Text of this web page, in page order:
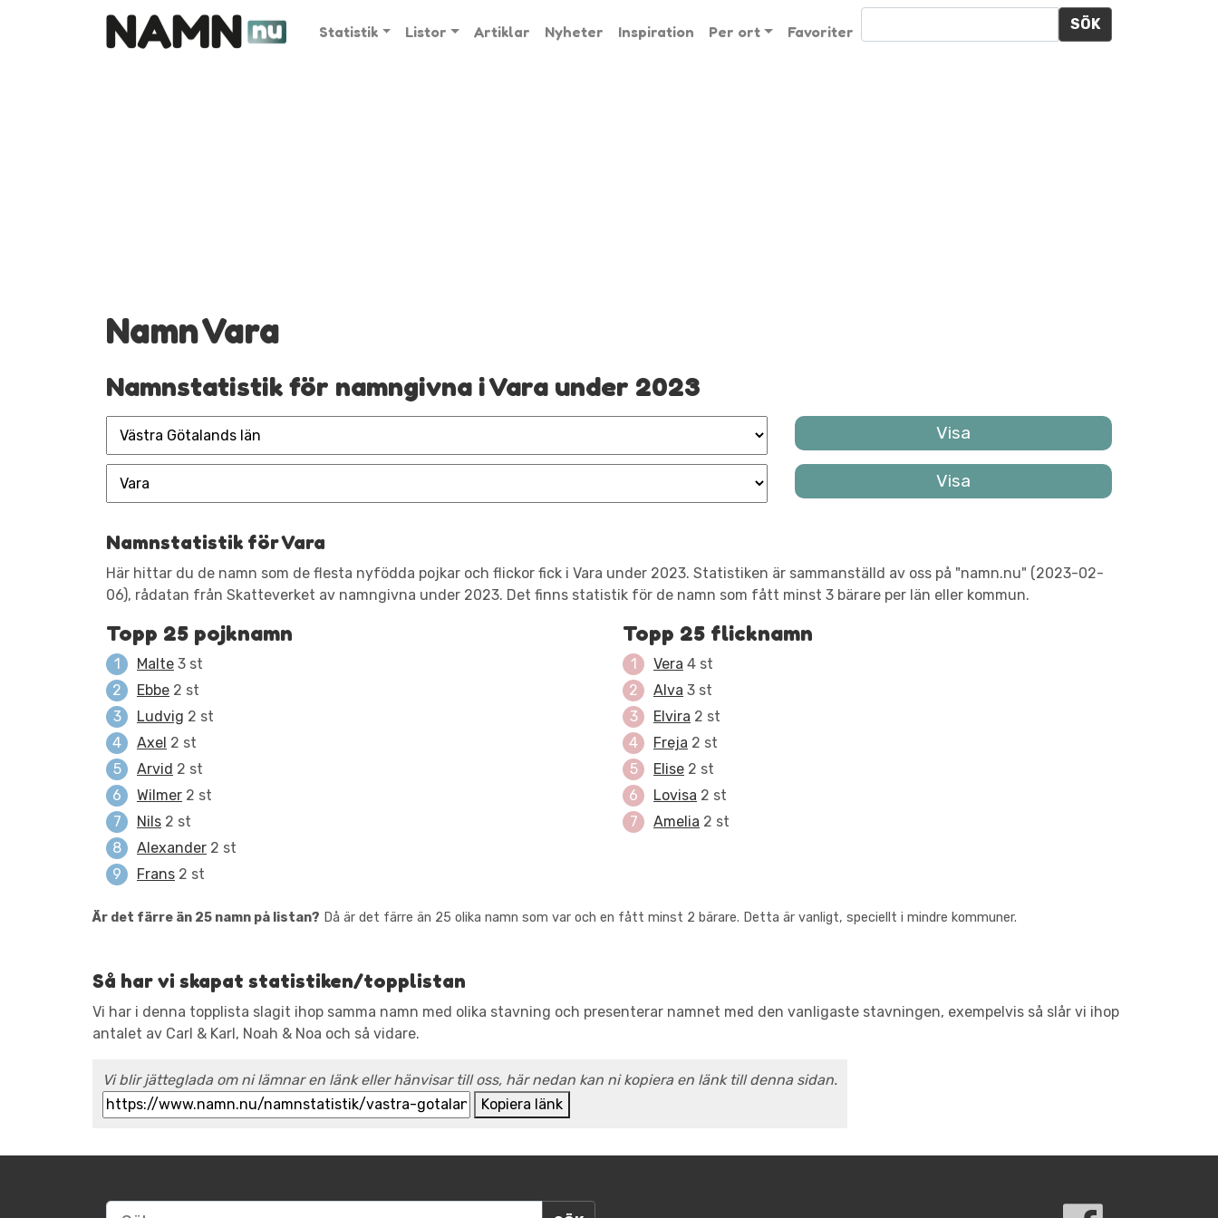
Statistik Listor Artiklar Nyheter Inspiration Per ort Favoriter SÖK
Namn Vara
Namnstatistik för namngivna i Vara under 2023
Namnstatistik för Vara
Här hittar du de namn som de flesta nyfödda pojkar och flickor fick i Vara under 2023. Statistiken är sammanställd av oss på "namn.nu" (2023-02-
06), rådatan från Skatteverket av namngivna under 2023. Det finns statistik för de namn som fått minst 3 bärare per län eller kommun.
Topp 25 pojknamn
Malte 3 st
Ebbe 2 st
Ludvig 2 st
Axel 2 st
Arvid 2 st
Wilmer 2 st
Nils 2 st
Alexander 2 st
Frans 2 st
Topp 25 flicknamn
Vera 4 st
Alva 3 st
Elvira 2 st
Freja 2 st
Elise 2 st
Lovisa 2 st
Amelia 2 st
Är det färre än 25 namn på listan? Då är det färre än 25 olika namn som var och en fått minst 2 bärare. Detta är vanligt, speciellt i mindre kommuner.
Så har vi skapat statistiken/topplistan
Vi har i denna topplista slagit ihop samma namn med olika stavning och presenterar namnet med den vanligaste stavningen, exempelvis så slår vi ihop
antalet av Carl & Karl, Noah & Noa och så vidare.
Vi blir jätteglada om ni lämnar en länk eller hänvisar till oss, här nedan kan ni kopiera en länk till denna sidan.
Kopiera länk
Sök